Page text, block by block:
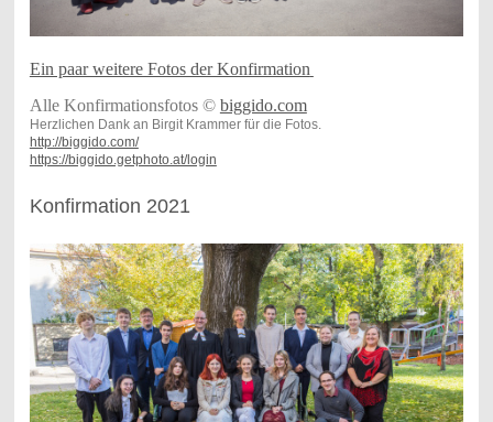
Ein paar weitere Fotos der Konfirmation
Alle Konfirmationsfotos © biggido.com
Herzlichen Dank an Birgit Krammer für die Fotos.
http://biggido.com/
https://biggido.getphoto.at/login
Konfirmation 2021